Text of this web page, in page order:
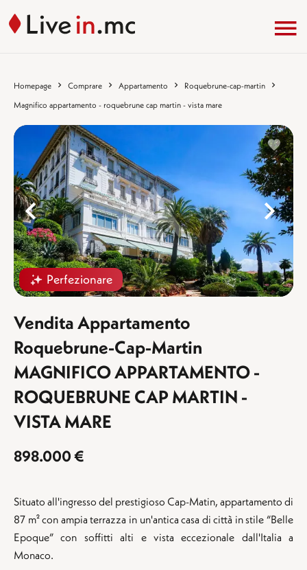
Homepage Comprare Appartamento
Roquebrune-cap-martin
Magnifico appartamento - roquebrune cap martin - vista mare
Perfezionare
%}
Vendita Appartamento
Roquebrune-Cap-Martin
MAGNIFICO APPARTAMENTO -
ROQUEBRUNE CAP MARTIN -
VISTA MARE
898.000 €
Situato all'ingresso del prestigioso Cap-Matin, appartamento di
87 m² con ampia terrazza in un'antica casa di città in stile “Belle
Epoque” con soffitti alti e vista eccezionale dall'Italia a
Monaco.